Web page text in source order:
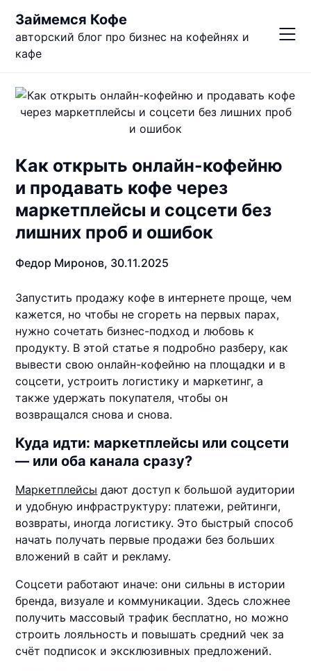
content
Займемся Кофе
авторский блог про бизнес на кофейнях и
кафе
Как открыть онлайн-кофейню
и продавать кофе через
маркетплейсы и соцсети без
лишних проб и ошибок
Федор Миронов, 30.11.2025
Запустить продажу кофе в интернете проще, чем
кажется, но чтобы не сгореть на первых парах,
нужно сочетать бизнес-подход и любовь к
продукту. В этой статье я подробно разберу, как
вывести свою онлайн-кофейню на площадки и в
соцсети, устроить логистику и маркетинг, а
также удержать покупателя, чтобы он
возвращался снова и снова.
Куда идти: маркетплейсы или соцсети
— или оба канала сразу?
Маркетплейсы дают доступ к большой аудитории
и удобную инфраструктуру: платежи, рейтинги,
возвраты, иногда логистику. Это быстрый способ
начать получать первые продажи без больших
вложений в сайт и рекламу.
Соцсети работают иначе: они сильны в истории
бренда, визуале и коммуникации. Здесь сложнее
получить массовый трафик бесплатно, но можно
строить лояльность и повышать средний чек за
счёт подписок и эксклюзивных предложений.